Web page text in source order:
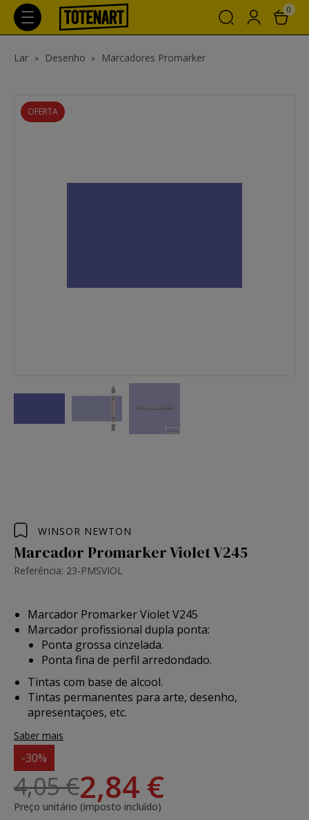
0
Lar Desenho Marcadores Promarker
OFERTA
WINSOR NEWTON
Marcador Promarker Violet V245
Referência: 23-PMSVIOL
Marcador Promarker Violet V245
Marcador profissional dupla ponta:
Ponta grossa cinzelada.
Ponta fina de perfil arredondado.
Tintas com base de alcool.
Tintas permanentes para arte, desenho,
apresentaçoes, etc.
Saber mais
-30%
4,05 €2,84 €
Preço unitário (imposto incluído)